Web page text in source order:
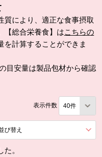
質により、適正な食事摂取
【総合栄養食】はこちらの
を計算することができま
目安量は製品包材から確認
表示件数
び替え
。